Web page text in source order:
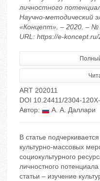
личностного
Научно-методический
«Концепт». – 2020. –
URL: https://e-
ART 202011
DOI 10.24411/2304-
Автор:
А. А. Даллари
В статье
культурно-массовых
социокультурного
личностного
статьи – изучение